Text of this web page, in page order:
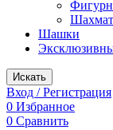
Шашки
Искать
Вход / Регистрация
0 Избранное
0 Сравнить